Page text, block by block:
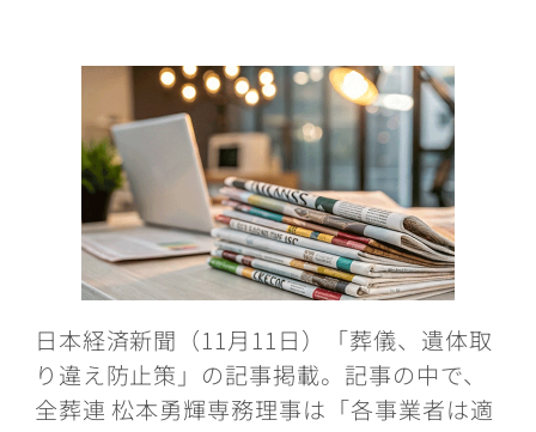
日本経済新聞（11月11日）「葬儀、遺体取
り違え防止策」の記事掲載。記事の中で、
全葬連 松本勇輝専務理事は「各事業者は適